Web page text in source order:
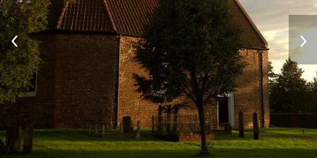
‹ ›